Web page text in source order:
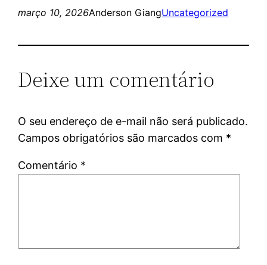
março 10, 2026Anderson GiangUncategorized
Deixe um comentário
O seu endereço de e-mail não será publicado.
Campos obrigatórios são marcados com *
Comentário *